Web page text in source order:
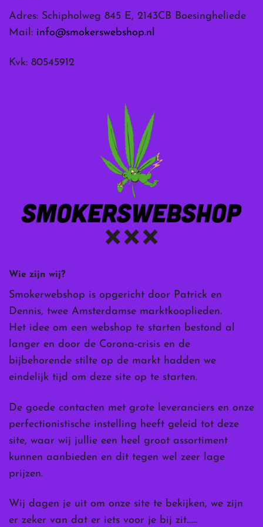
Wie zijn wij?
Smokerwebshop is opgericht door Patrick en
Dennis, twee Amsterdamse marktkooplieden.
Het idee om een webshop te starten bestond al
langer en door de Corona-crisis en de
bijbehorende stilte op de markt hadden we
eindelijk tijd om deze site op te starten.
De goede contacten met grote leveranciers en onze
perfectionistische instelling heeft geleid tot deze
site, waar wij jullie een heel groot assortiment
kunnen aanbieden en dit tegen wel zeer lage
prijzen.
Wij dagen je uit om onze site te bekijken, we zijn
er zeker van dat er iets voor je bij zit……
Adres: Schipholweg 845 E, 2143CB Boesingheliede
Mail: info@smokerswebshop.nl
Kvk: 80545912